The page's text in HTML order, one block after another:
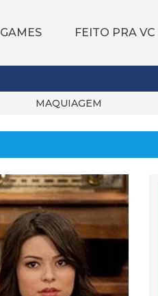
GAMES FEITO PRA VC
MAQUIAGEM